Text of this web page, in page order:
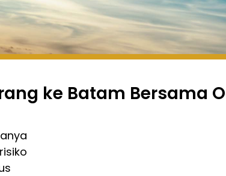
ke Batam Bersama